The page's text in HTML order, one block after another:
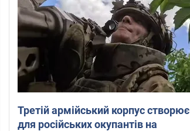
Третій армійський корпус створює
для російських окупантів на